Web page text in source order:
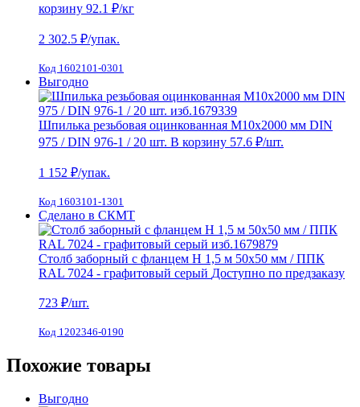
корзину 92.1 ₽/кг
2 302.5 ₽/упак.
Код 1602101-0301
Выгодно
Шпилька резьбовая оцинкованная M10х2000 мм DIN
975 / DIN 976-1 / 20 шт. В корзину 57.6 ₽/шт.
1 152 ₽/упак.
Код 1603101-1301
Сделано в СКМТ
Столб заборный с фланцем H 1,5 м 50х50 мм / ППК
RAL 7024 - графитовый серый Доступно по предзаказу
723 ₽/шт.
Код 1202346-0190
Похожие товары
Выгодно